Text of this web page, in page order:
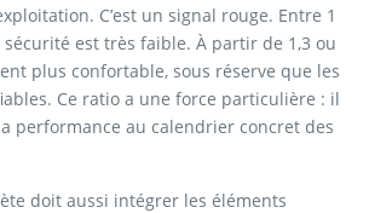
C’est un signal rouge. Entre 1
sécurité est très faible. À partir de 1,3 ou
plus confortable, sous réserve que les
Ce ratio a une force particulière : il
performance au calendrier concret des
doit aussi intégrer les éléments